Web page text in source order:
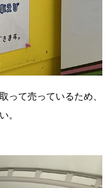
って売っているため、
。